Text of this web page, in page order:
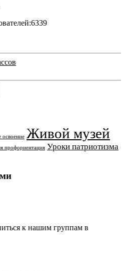
6339
освоение Живой музей
профориентация Уроки патриотизма
к нашим группам в